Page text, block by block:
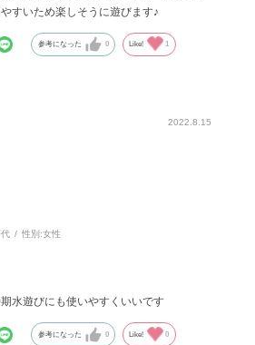
すいため楽しそうに遊びます♪
参考になった 0 Like! 1
2022.8.15
性別:女性
水遊びにも使いやすくいいです
参考になった 0 Like! 0